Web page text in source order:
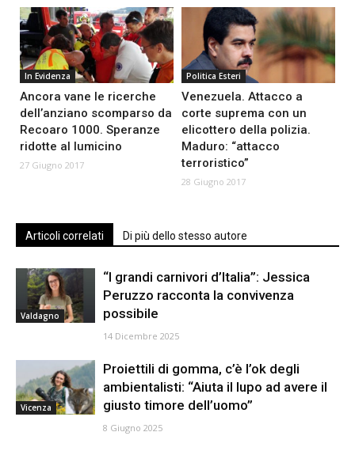
In Evidenza
Ancora vane le ricerche
dell’anziano scomparso da
Recoaro 1000. Speranze
ridotte al lumicino
27 Giugno 2017
Politica Esteri
Venezuela. Attacco a
corte suprema con un
elicottero della polizia.
Maduro: “attacco
terroristico”
28 Giugno 2017
Articoli correlati Di più dello stesso autore
Valdagno
“I grandi carnivori d’Italia”: Jessica
Peruzzo racconta la convivenza
possibile
14 Dicembre 2025
Vicenza
Proiettili di gomma, c’è l’ok degli
ambientalisti: “Aiuta il lupo ad avere il
giusto timore dell’uomo”
8 Giugno 2025